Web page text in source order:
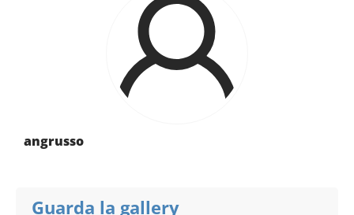
angrusso
Guarda la gallery